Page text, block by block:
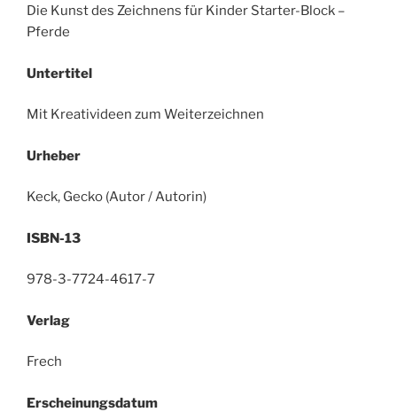
Die Kunst des Zeichnens für Kinder Starter-Block –
Pferde
Untertitel
Mit Kreativideen zum Weiterzeichnen
Urheber
Keck, Gecko (Autor / Autorin)
ISBN-13
978-3-7724-4617-7
Verlag
Frech
Erscheinungsdatum